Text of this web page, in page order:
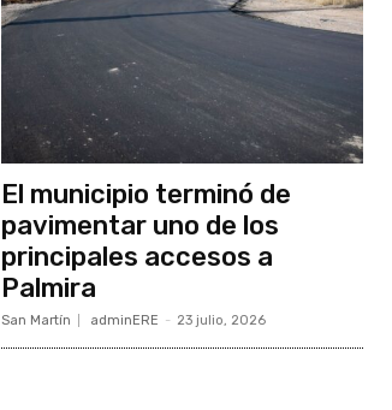
El municipio terminó de
pavimentar uno de los
principales accesos a
Palmira
San Martín adminERE - 23 julio, 2026